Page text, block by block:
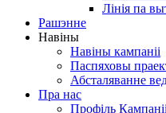
Лінія па
Рашэнне
Навіны
Навіны кампаніі
Паспяховы
Абсталяванне
Пра нас
Профіль Кампаніі